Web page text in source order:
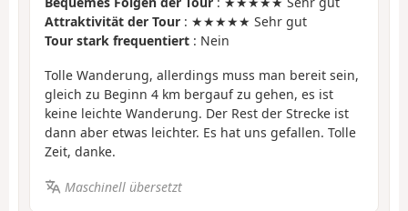
Attraktivität der Tour : ★★★★★ Sehr gut
Tour stark frequentiert : Nein
Tolle Wanderung, allerdings muss man bereit sein,
gleich zu Beginn 4 km bergauf zu gehen, es ist
keine leichte Wanderung. Der Rest der Strecke ist
dann aber etwas leichter. Es hat uns gefallen. Tolle
Zeit, danke.
Maschinell übersetzt